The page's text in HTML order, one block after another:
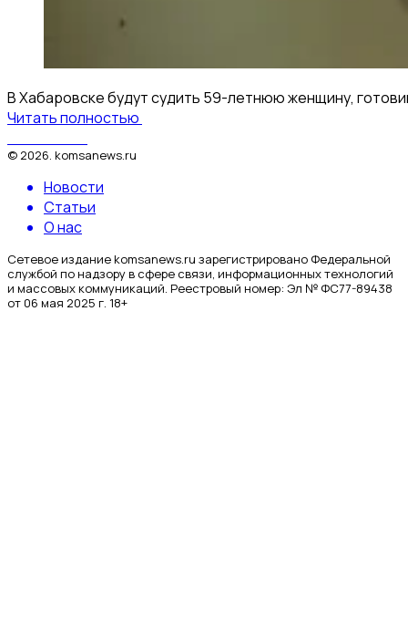
В Хабаровске будут судить 59-летнюю женщину,
Читать полностью
© 2026. komsanews.ru
Новости
Статьи
О нас
Сетевое издание komsanews.ru зарегистрировано Федеральной
службой по надзору в сфере связи, информационных технологий
и массовых коммуникаций. Реестровый номер: Эл № ФС77-89438
от 06 мая 2025 г. 18+